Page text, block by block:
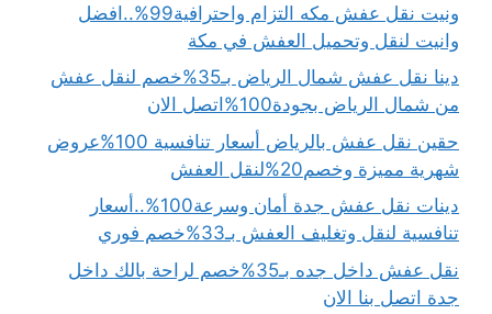
ونيت نقل عفش مكه التزام واحترافية99%..افضل
وانيت لنقل وتحميل العفش في مكة
دينا نقل عفش شمال الرياض بـ35%خصم لنقل عفش
من شمال الرياض بجودة100%اتصل الان
حقين نقل عفش بالرياض أسعار تنافسية 100%عروض
شهرية مميزة وخصم20%لنقل العفش
دينات نقل عفش جدة أمان وسرعة100%..أسعار
تنافسية لنقل وتغليف العفش بـ33%خصم فوري
نقل عفش داخل جده بـ35%خصم لراحة بالك داخل
جدة اتصل بنا الان